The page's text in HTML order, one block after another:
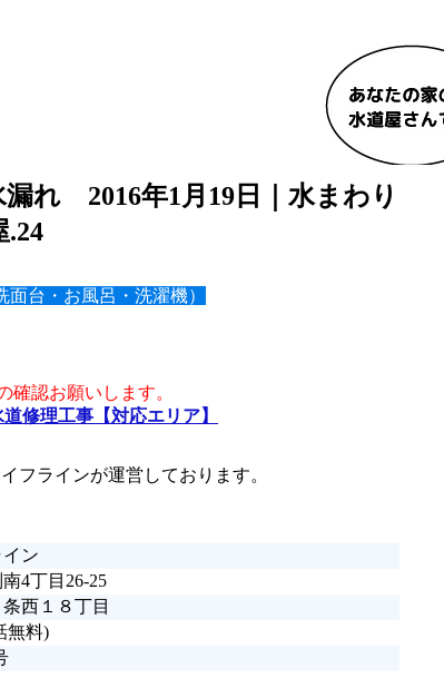
れ 2016年1月19日｜水まわり
.24
台・お風呂・洗濯機）
確認お願いします。
修理工事【対応エリア】
フラインが運営しております。
ン
4丁目26-25
西１８丁目
無料)